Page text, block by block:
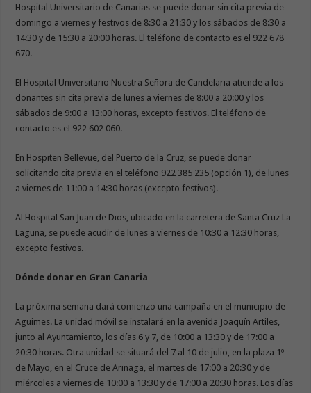
Hospital Universitario de Canarias se puede donar sin cita previa de
domingo a viernes y festivos de 8:30 a 21:30 y los sábados de 8:30 a
14:30 y de 15:30 a 20:00 horas. El teléfono de contacto es el 922 678
670.
El Hospital Universitario Nuestra Señora de Candelaria atiende a los
donantes sin cita previa de lunes a viernes de 8:00 a 20:00 y los
sábados de 9:00 a 13:00 horas, excepto festivos. El teléfono de
contacto es el 922 602 060.
En Hospiten Bellevue, del Puerto de la Cruz, se puede donar
solicitando cita previa en el teléfono 922 385 235 (opción 1), de lunes
a viernes de 11:00 a 14:30 horas (excepto festivos).
Al Hospital San Juan de Dios, ubicado en la carretera de Santa Cruz La
Laguna, se puede acudir de lunes a viernes de 10:30 a 12:30 horas,
excepto festivos.
Dónde donar en Gran Canaria
La próxima semana dará comienzo una campaña en el municipio de
Agüimes. La unidad móvil se instalará en la avenida Joaquín Artiles,
junto al Ayuntamiento, los días 6 y 7, de 10:00 a 13:30 y de 17:00 a
20:30 horas. Otra unidad se situará del 7 al 10 de julio, en la plaza 1º
de Mayo, en el Cruce de Arinaga, el martes de 17:00 a 20:30 y de
miércoles a viernes de 10:00 a 13:30 y de 17:00 a 20:30 horas. Los días